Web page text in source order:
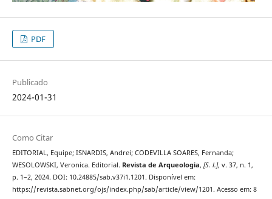
PDF
Publicado
2024-01-31
Como Citar
EDITORIAL, Equipe; ISNARDIS, Andrei; CODEVILLA SOARES, Fernanda;
WESOLOWSKI, Veronica. Editorial. Revista de Arqueologia, [S. l.], v. 37, n. 1,
p. 1–2, 2024. DOI: 10.24885/sab.v37i1.1201. Disponível em:
https://revista.sabnet.org/ojs/index.php/sab/article/view/1201. Acesso em: 8